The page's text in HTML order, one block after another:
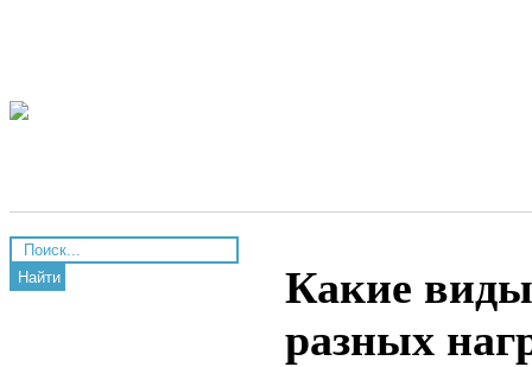
Найти
Какие
разных